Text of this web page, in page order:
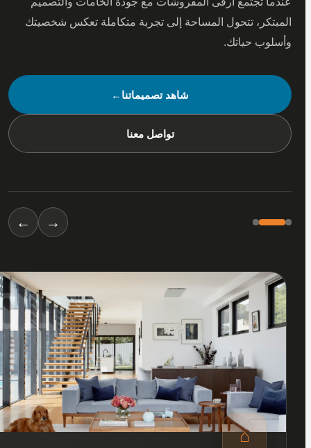
تتحول المساحة إلى تجربة متكاملة تعكس شخصيتك
حياتك.
شاهد تصميماتنا ←
تواصل معنا
←
01
⌂